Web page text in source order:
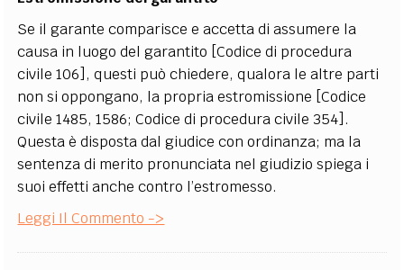
Se il garante comparisce e accetta di assumere la
causa in luogo del garantito [Codice di procedura
civile 106], questi può chiedere, qualora le altre parti
non si oppongano, la propria estromissione [Codice
civile 1485, 1586; Codice di procedura civile 354].
Questa è disposta dal giudice con ordinanza; ma la
sentenza di merito pronunciata nel giudizio spiega i
suoi effetti anche contro l’estromesso.
Leggi Il Commento ->